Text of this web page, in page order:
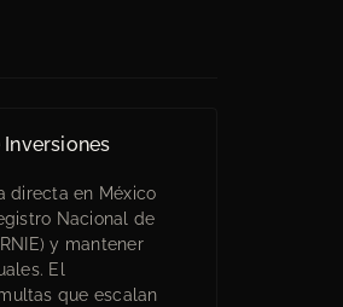
directa en México
Nacional de
y mantener
El
que escalan